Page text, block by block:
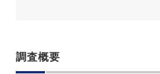
調査概要